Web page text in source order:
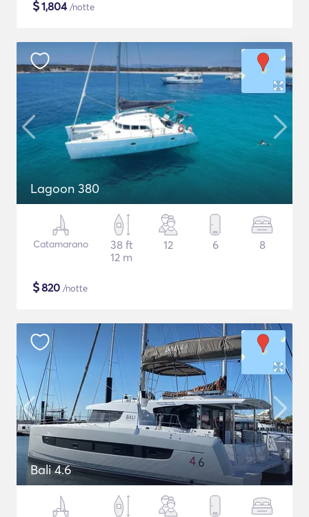
$1,804/notte
Lagoon 380
Catamarano
38 ft
12 m
12 6 8
$820 /notte
Bali 4.6